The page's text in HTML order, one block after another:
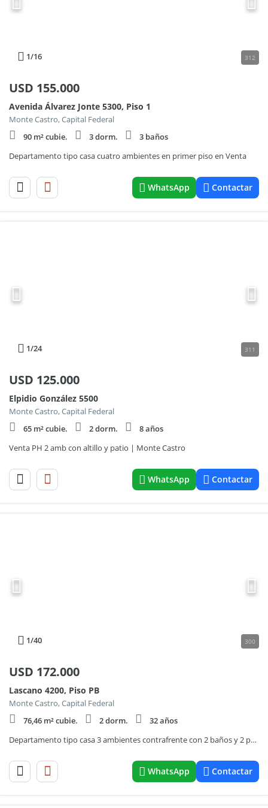
1/16 312
USD 155.000
Avenida Álvarez Jonte 5300, Piso 1
Monte Castro, Capital Federal
90 m² cubie.
3 dorm.
3 baños
Departamento tipo casa cuatro ambientes en primer piso en Venta
WhatsApp Contactar
1/24 311
USD 125.000
Elpidio González 5500
Monte Castro, Capital Federal
65 m² cubie.
2 dorm.
8 años
Venta PH 2 amb con altillo y patio | Monte Castro
WhatsApp Contactar
1/40 300
USD 172.000
Lascano 4200, Piso PB
Monte Castro, Capital Federal
76,46 m² cubie.
2 dorm.
32 años
Departamento tipo casa 3 ambientes contrafrente con 2 baños y 2 patios
WhatsApp Contactar